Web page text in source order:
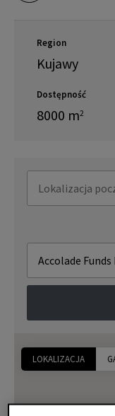
Region
Kujawy
Dostępność
8000 m2
LOKALIZACJA